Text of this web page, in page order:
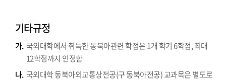
기타규정
가. 국외대학에서 취득한 동북아관련 학점은 1개 학기 6학점, 최대
12학점까지 인정함
나. 국외대학 동북아외교통상전공(구 동북아전공) 교과목은 별도로